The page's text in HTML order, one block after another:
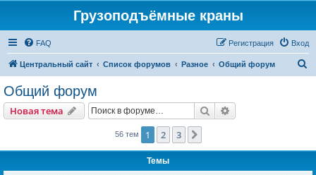
Грузоподъёмные краны
FAQ Вход
Регистрация
Центральный сайт Список форумов Разное Общий форум
Общий форум
Новая тема Поиск
56 тем 1 2 3
Темы